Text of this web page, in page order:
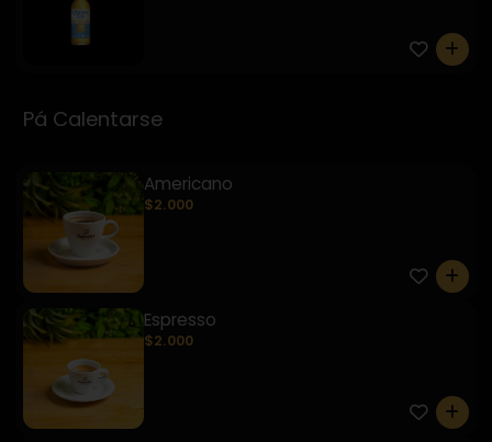
0
Pá Calentarse
Americano
$2.000
0
Espresso
$2.000
0